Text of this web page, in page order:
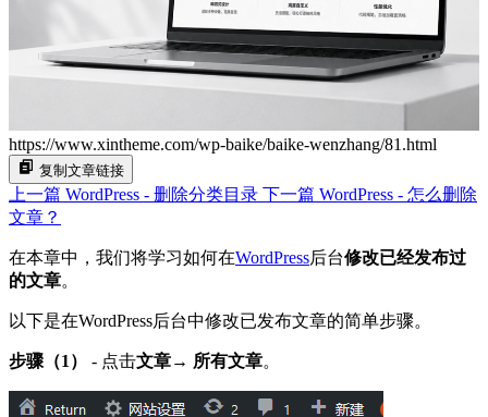
https://www.xintheme.com/wp-baike/baike-wenzhang/81.html
复制文章链接
上一篇 WordPress - 删除分类目录 下一篇 WordPress - 怎么删除
文章？
在本章中，我们将学习如何在WordPress后台修改已经发布过
的文章。
以下是在WordPress后台中修改已发布文章的简单步骤。
步骤（1） - 点击文章→ 所有文章。